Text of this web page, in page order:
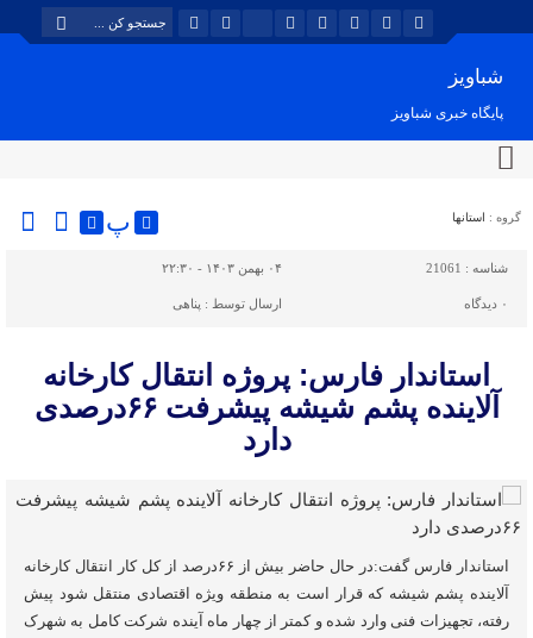
شباویز
پایگاه خبری شباویز
گروه : استانها پ
شناسه : 21061 ۰۴ بهمن ۱۴۰۳ - ۲۲:۳۰
۰ دیدگاه ارسال توسط : پناهی
استاندار فارس: پروژه انتقال کارخانه
آلاینده پشم شیشه پیشرفت ۶۶درصدی
دارد
استاندار فارس گفت:در حال حاضر بیش از ۶۶درصد از کل کار انتقال کارخانه
آلاینده پشم شیشه که قرار است به منطقه ویژه اقتصادی منتقل شود پیش
رفته، تجهیزات فنی وارد شده و کمتر از چهار ماه آینده شرکت کامل به شهرک